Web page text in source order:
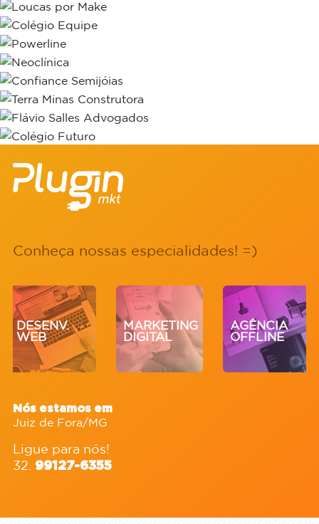
Conheça nossas especialidades! =)
DESENV.
WEB
MARKETING
DIGITAL
AGÊNCIA
OFFLINE
Nós estamos em
Juiz de Fora/MG
Ligue para nós!
32. 99127-6355